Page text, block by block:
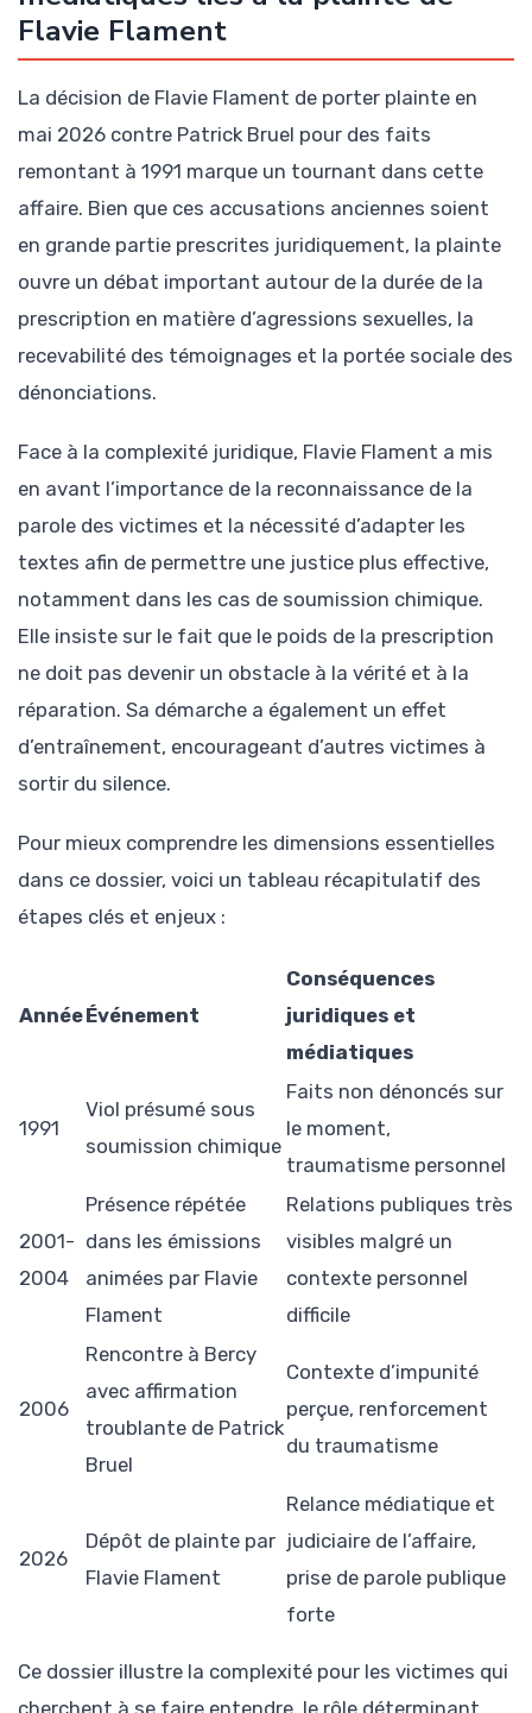
Flavie Flament
La décision de Flavie Flament de porter plainte en
mai 2026 contre Patrick Bruel pour des faits
remontant à 1991 marque un tournant dans cette
affaire. Bien que ces accusations anciennes soient
en grande partie prescrites juridiquement, la plainte
ouvre un débat important autour de la durée de la
prescription en matière d’agressions sexuelles, la
recevabilité des témoignages et la portée sociale des
dénonciations.
Face à la complexité juridique, Flavie Flament a mis
en avant l’importance de la reconnaissance de la
parole des victimes et la nécessité d’adapter les
textes afin de permettre une justice plus effective,
notamment dans les cas de soumission chimique.
Elle insiste sur le fait que le poids de la prescription
ne doit pas devenir un obstacle à la vérité et à la
réparation. Sa démarche a également un effet
d’entraînement, encourageant d’autres victimes à
sortir du silence.
Pour mieux comprendre les dimensions essentielles
dans ce dossier, voici un tableau récapitulatif des
étapes clés et enjeux :
AnnéeÉvénement
Conséquences
juridiques et
médiatiques
1991
Viol présumé sous
soumission chimique
Faits non dénoncés sur
le moment,
traumatisme personnel
2001-
2004
Présence répétée
dans les émissions
animées par Flavie
Flament
Relations publiques très
visibles malgré un
contexte personnel
difficile
2006
Rencontre à Bercy
avec affirmation
troublante de Patrick
Bruel
Contexte d’impunité
perçue, renforcement
du traumatisme
2026
Dépôt de plainte par
Flavie Flament
Relance médiatique et
judiciaire de l’affaire,
prise de parole publique
forte
Ce dossier illustre la complexité pour les victimes qui
cherchent à se faire entendre, le rôle déterminant